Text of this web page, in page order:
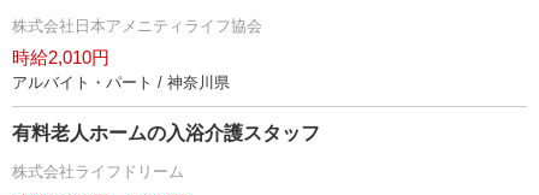
株式会社日本アメニティライフ協会
時給2,010円
アルバイト・パート / 神奈川県
有料老人ホームの入浴介護スタッフ
株式会社ライフドリーム